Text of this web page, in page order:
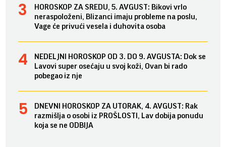
HOROSKOP ZA SREDU, 5. AVGUST: Bikovi vrlo
neraspoloženi, Blizanci imaju probleme na poslu,
Vage će privući vesela i duhovita osoba
NEDELJNI HOROSKOP OD 3. DO 9. AVGUSTA: Dok se
Lavovi super osećaju u svoj koži, Ovan bi rado
pobegao iz nje
DNEVNI HOROSKOP ZA UTORAK, 4. AVGUST: Rak
razmišlja o osobi iz PROŠLOSTI, Lav dobija ponudu
koja se ne ODBIJA